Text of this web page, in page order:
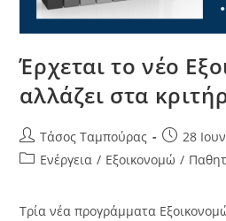
Έρχεται το νέο
αλλάζει στα
Τάσος Ταμπούρας
28
Ενέργεια / Εξοικονομώ /
Τρία νέα προγράμματα